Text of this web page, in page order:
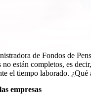
de Fondos de
están completos, es
el tiempo laborado.
empresas